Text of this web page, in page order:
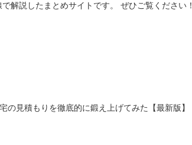
解説したまとめサイトです。 ぜひご覧ください！
の見積もりを徹底的に鍛え上げてみた【最新版】